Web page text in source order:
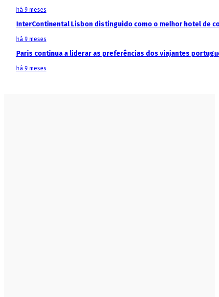
há 9 meses
InterContinental Lisbon distinguido como o melhor hotel de
há 9 meses
Paris continua a liderar as preferências dos viajantes
há 9 meses